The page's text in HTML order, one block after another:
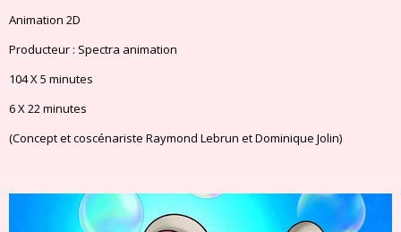
Animation 2D
Producteur : Spectra animation
104 X 5 minutes
6 X 22 minutes
(Concept et coscénariste Raymond Lebrun et Dominique Jolin)